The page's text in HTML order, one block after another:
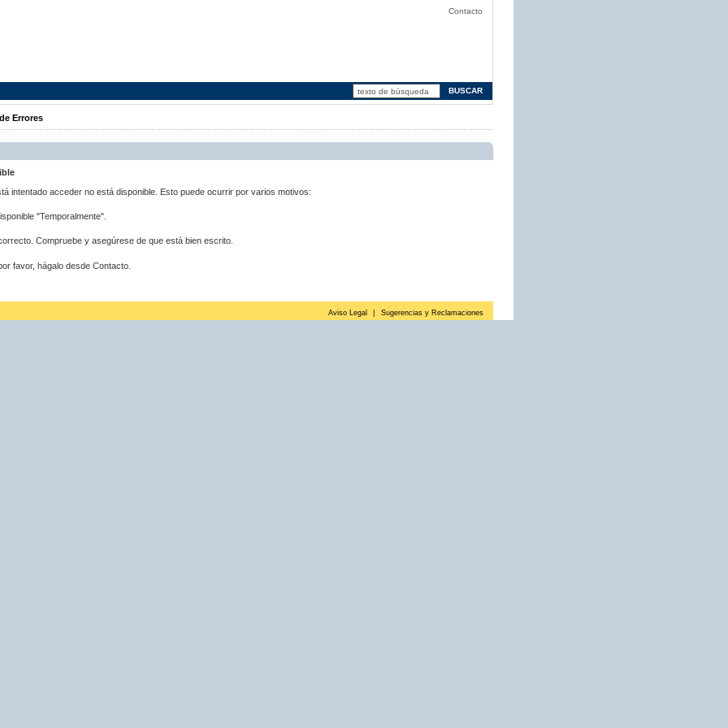
Contacto
Errores
intentado acceder no está disponible. Esto puede ocurrir por varios motivos:
"Temporalmente".
Compruebe y asegúrese de que está bien escrito.
favor, hágalo desde Contacto.
Aviso Legal Sugerencias y Reclamaciones